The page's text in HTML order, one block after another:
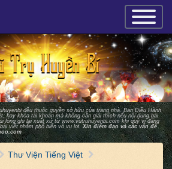
×
đều thuộc quyền sở hữu của trang nhà. Ban Ðiều Hành
hay khóa tài khoản mà không cần giải thích nếu nội dung bài
lòng ghi lại xuất xứ từwww.vutruhuyenbi.comkhi quý vị đăng
viết nhằm phổ biến vô vụ lợi. Xin điểm đạo và các vấn đề
Thư Viện Tiếng Việt